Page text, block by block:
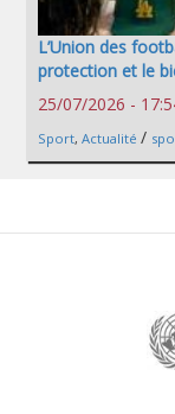
L’Union des
protection et le
25/07/2026 -
Sport, Actualité /